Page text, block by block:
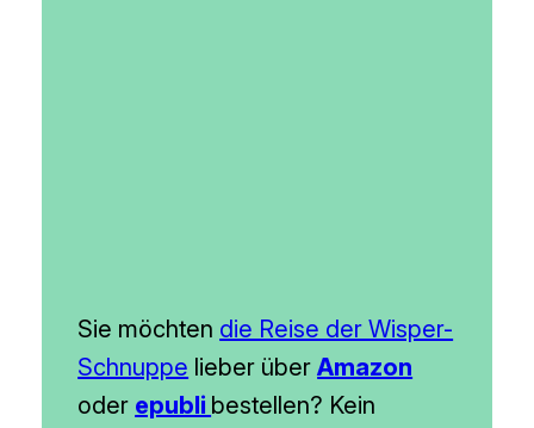
Sie möchten die Reise der Wisper-
Schnuppe lieber überAmazon
oder epubli bestellen? Kein